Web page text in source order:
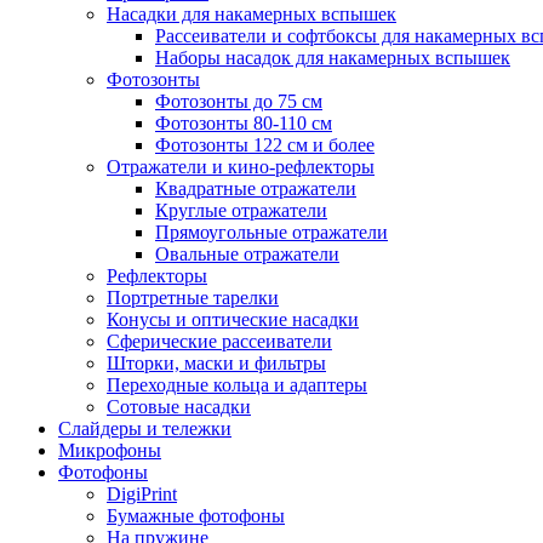
Насадки для накамерных вспышек
Рассеиватели и софтбоксы для накамерных
Наборы насадок для накамерных вспышек
Фотозонты
Фотозонты до 75 см
Фотозонты 80-110 см
Фотозонты 122 см и более
Отражатели и кино-рефлекторы
Квадратные отражатели
Круглые отражатели
Прямоугольные отражатели
Овальные отражатели
Рефлекторы
Портретные тарелки
Конусы и оптические насадки
Сферические рассеиватели
Шторки, маски и фильтры
Переходные кольца и адаптеры
Сотовые насадки
Слайдеры и тележки
Микрофоны
Фотофоны
DigiPrint
Бумажные фотофоны
На пружине